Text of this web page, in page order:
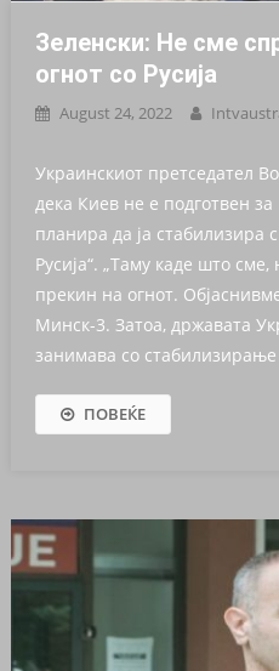
Зеленски: Не сме
огнот со Русија
August 24, 2022
Украинскиот претседател
дека Киев не е подготвен
планира да ја стабилизира
Русија“. „Таму каде што
прекин на огнот.
Минск-3. Затоа, државата
занимава со
ПОВЕЌЕ